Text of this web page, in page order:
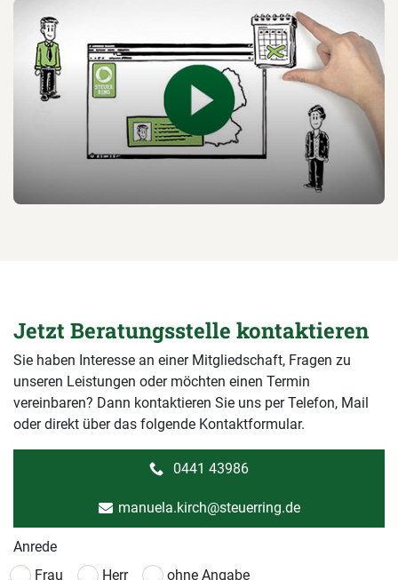
Jetzt Beratungsstelle kontaktieren
Sie haben Interesse an einer Mitgliedschaft, Fragen zu
unseren Leistungen oder möchten einen Termin
vereinbaren? Dann kontaktieren Sie uns per Telefon, Mail
oder direkt über das folgende Kontaktformular.
0441 43986
manuela.kirch@steuerring.de
Anrede
Frau
Herr ohne Angabe